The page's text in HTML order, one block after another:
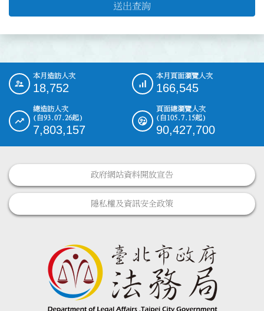
送出查詢
::: 本月造訪人次
18,752
本月頁面瀏覽人次
166,545
總造訪人次
(自93.07.26起)
7,803,157
頁面總瀏覽人次
(自105.7.15起)
90,427,700
政府網站資料開放宣告
隱私權及資訊安全政策